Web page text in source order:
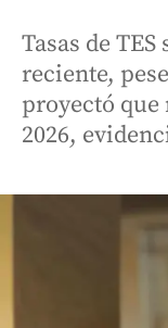
Tasas de
reciente,
proyectó que
2026,